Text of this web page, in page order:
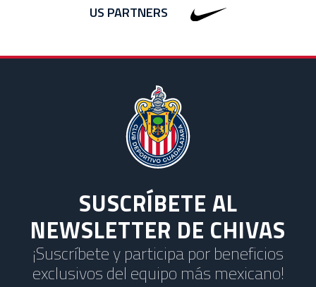
US PARTNERS
SUSCRÍBETE AL
NEWSLETTER DE CHIVAS
¡Suscríbete y participa por beneficios
exclusivos del equipo más mexicano!